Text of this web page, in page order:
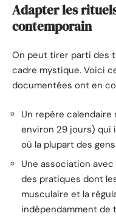
Adapter les
contemporain
On peut tirer parti des
cadre mystique. Voici
documentées ont en
Un repère
environ 29 jours) qui
où la plupart des
Une association avec
des pratiques dont
musculaire et la
indépendamment de